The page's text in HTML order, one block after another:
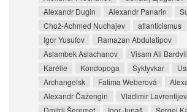
Alexandr Dugin
Alexandr Panarin
Chož-Achmed Nuchajev
atlanticismus
Igor Yusufov
Ramazan Abdulatipov
Aslambek Aslachanov
Visam Ali Bardvil
Karélie
Kondopoga Syktyvkar
Archangelsk
Fatima Weberová
Alexandr Čažengin
Vladimir Lavrentijev
Dmitrij Šeremet
Igor Junaš Sergej